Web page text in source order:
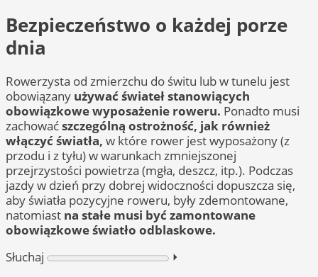
Bezpieczeństwo o każdej porze
dnia
Rowerzysta od zmierzchu do świtu lub w tunelu jest
obowiązany używać świateł stanowiących
obowiązkowe wyposażenie roweru. Ponadto musi
zachowaćszczególną ostrożność, jak również
włączyć światła, w które rower jest wyposażony (z
przodu i z tyłu) w warunkach zmniejszonej
przejrzystości powietrza (mgła, deszcz, itp.). Podczas
jazdy w dzień przy dobrej widoczności dopuszcza się,
aby światła pozycyjne roweru, były zdemontowane,
natomiast na stałe musi być zamontowane
obowiązkowe światło odblaskowe.
Słuchaj
⏵︎